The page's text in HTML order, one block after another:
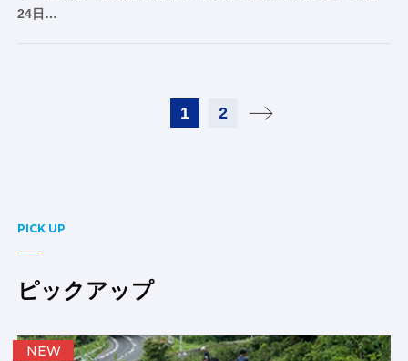
24日…
1 2
PICK UP
ピックアップ
NEW